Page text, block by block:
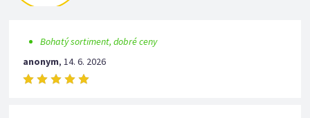
Bohatý sortiment, dobré ceny
anonym,14. 6. 2026